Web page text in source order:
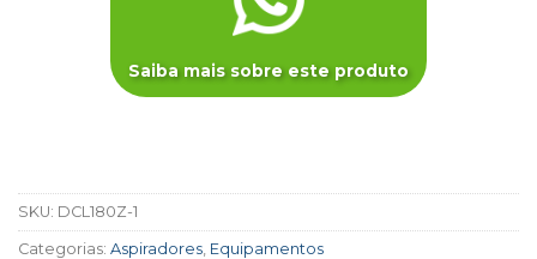
Saiba mais sobre este produto
SKU: DCL180Z-1
Categorias: Aspiradores Equipamentos